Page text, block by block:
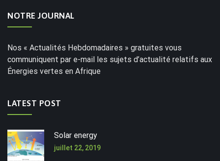
NOTRE JOURNAL
Nos « Actualités Hebdomadaires » gratuites vous
communiquent par e-mail les sujets d’actualité relatifs aux
Énergies vertes en Afrique
LATEST POST
Solar energy
juillet 22, 2019